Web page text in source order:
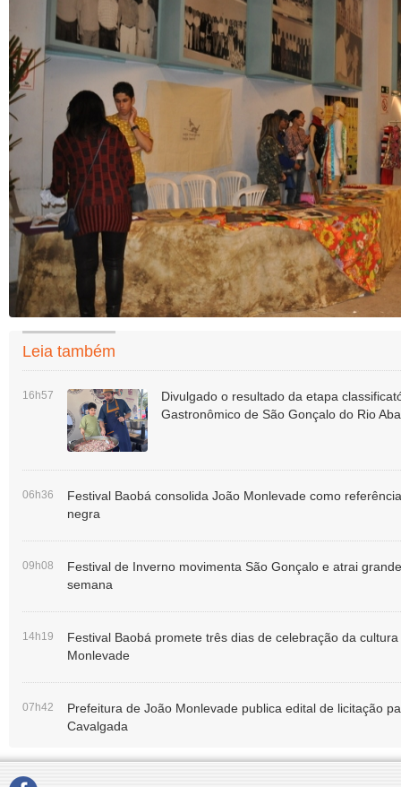
Leia também
16h57
Divulgado o resultado da etapa
Gastronômico de São Gonçalo do Rio
06h36
Festival Baobá consolida João Monlevade como
negra
09h08
Festival de Inverno movimenta São Gonçalo e atrai
semana
14h19
Festival Baobá promete três dias de celebração da
Monlevade
07h42
Prefeitura de João Monlevade publica edital de licitação
Cavalgada